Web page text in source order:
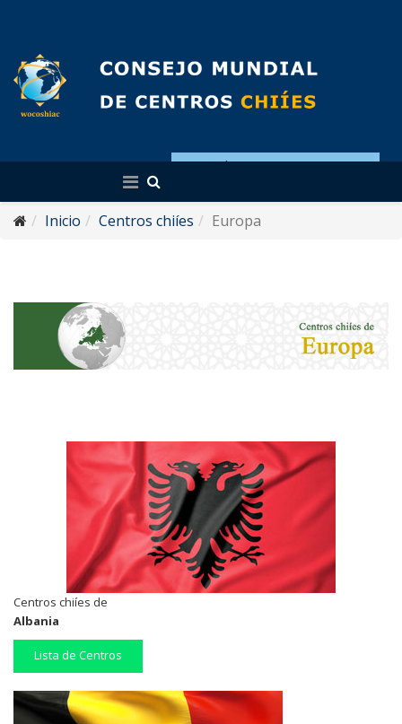
Español
Inicio Centros chiíes Europa
Centros chiíes de
Albania
Lista de Centros